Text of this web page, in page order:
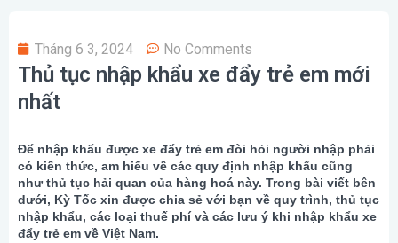
Tháng 6 3, 2024 No Comments
Thủ tục nhập khẩu xe đẩy trẻ em mới
nhất
Để nhập khẩu được xe đẩy trẻ em đòi hỏi người nhập phải
có kiến thức, am hiểu về các quy định nhập khẩu cũng
như thủ tục hải quan của hàng hoá này. Trong bài viết bên
dưới, Kỳ Tốc xin được chia sẻ với bạn về quy trình, thủ tục
nhập khẩu, các loại thuế phí và các lưu ý khi nhập khẩu xe
đẩy trẻ em về Việt Nam.